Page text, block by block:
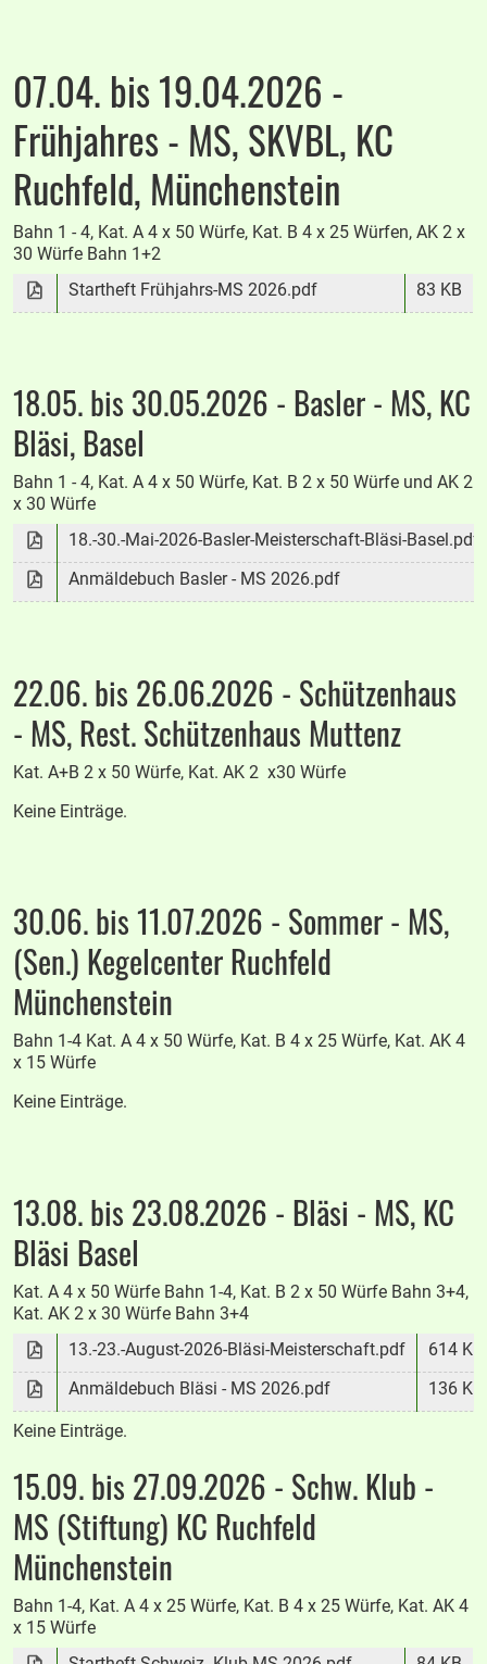
07.04. bis 19.04.2026 -
Frühjahres - MS, SKVBL, KC
Ruchfeld, Münchenstein
Bahn 1 - 4, Kat. A 4 x 50 Würfe, Kat. B 4 x 25 Würfen, AK 2 x
30 Würfe Bahn 1+2
Startheft Frühjahrs-MS 2026.pdf
83 KB
18.05. bis 30.05.2026 - Basler - MS, KC
Bläsi, Basel
Bahn 1 - 4, Kat. A 4 x 50 Würfe, Kat. B 2 x 50 Würfe und AK 2
x 30 Würfe
18.-30.-Mai-2026-Basler-Meisterschaft-Bläsi-Basel.pdf
Anmäldebuch Basler - MS 2026.pdf
22.06. bis 26.06.2026 - Schützenhaus
- MS, Rest. Schützenhaus Muttenz
Kat. A+B 2 x 50 Würfe, Kat. AK 2 x30 Würfe
Keine Einträge.
30.06. bis 11.07.2026 - Sommer - MS,
(Sen.) Kegelcenter Ruchfeld
Münchenstein
Bahn 1-4 Kat. A 4 x 50 Würfe, Kat. B 4 x 25 Würfe, Kat. AK 4
x 15 Würfe
Keine Einträge.
13.08. bis 23.08.2026 - Bläsi - MS, KC
Bläsi Basel
Kat. A 4 x 50 Würfe Bahn 1-4, Kat. B 2 x 50 Würfe Bahn 3+4,
Kat. AK 2 x 30 Würfe Bahn 3+4
13.-23.-August-2026-Bläsi-Meisterschaft.pdf
614 KB
Anmäldebuch Bläsi - MS 2026.pdf
136 KB
Keine Einträge.
15.09. bis 27.09.2026 - Schw. Klub -
MS (Stiftung) KC Ruchfeld
Münchenstein
Bahn 1-4, Kat. A 4 x 25 Würfe, Kat. B 4 x 25 Würfe, Kat. AK 4
x 15 Würfe